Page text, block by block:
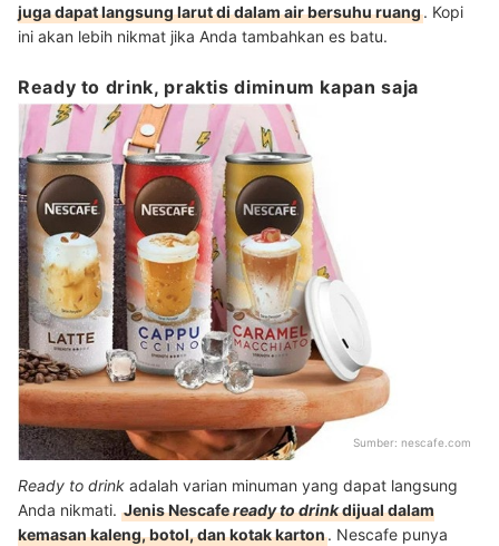
juga dapat langsung larut di dalam air bersuhu ruang. Kopi
ini akan lebih nikmat jika Anda tambahkan es batu.
Ready to drink, praktis diminum kapan saja
Sumber: nescafe.com
Ready to drink adalah varian minuman yang dapat langsung
Anda nikmati. Jenis Nescafeready to drinkdijual dalam
kemasan kaleng, botol, dan kotak karton. Nescafe punya